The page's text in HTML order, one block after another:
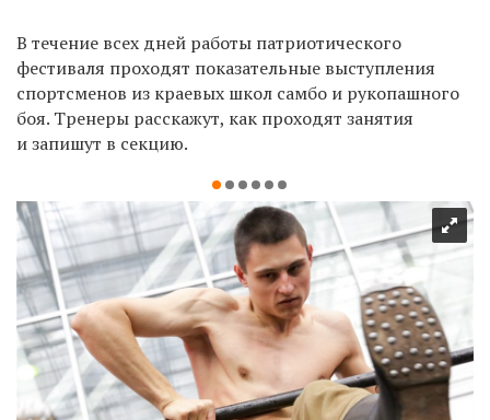
В течение всех дней работы патриотического
фестиваля проходят показательные выступления
спортсменов из краевых школ самбо и рукопашного
боя. Тренеры расскажут, как проходят занятия
и запишут в секцию.